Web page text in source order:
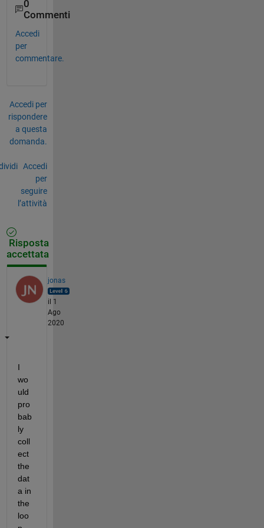
0
Commenti
Accedi
per
commentare.
Accedi per
rispondere
a questa
domanda.
Accedi
per
seguire
l’attività
Risposta
accettata
jonas
il 1
Ago
2020
I
wo
uld
pro
bab
ly
coll
ect
the
dat
a in
the
loo